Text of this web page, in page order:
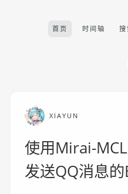
首页 时间轴 搜
XIAYUN
使用Mirai-
发送QQ消息的